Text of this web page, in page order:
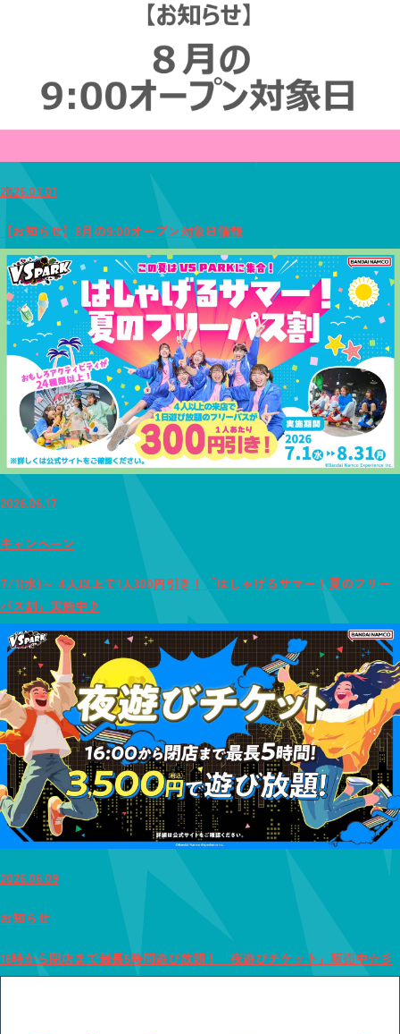
2026.07.01
【お知らせ】8月の9:00オープン対象日情報
2026.06.17
キャンペーン
7/1(水)～ 4人以上で1人300円引き！「はしゃげるサマー！夏のフリー
パス割」実施中♪
2026.06.09
お知らせ
16時から閉店まで最長5時間遊び放題！「夜遊びチケット」販売中☆彡